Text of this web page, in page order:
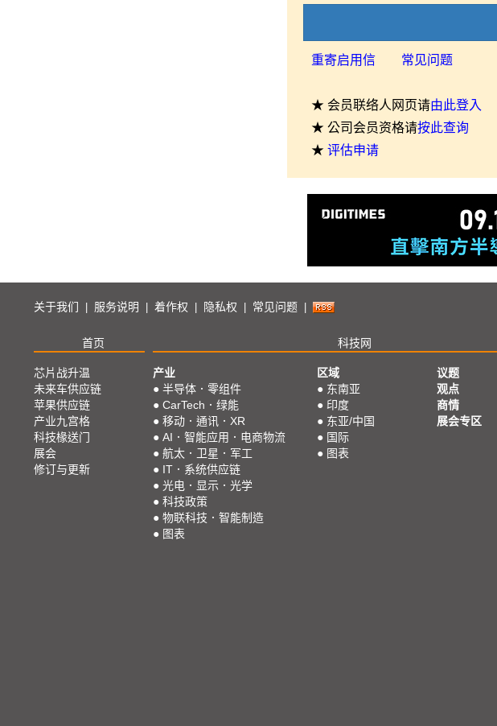
重寄启用信 常见问题
★ 会员联络人网页请由此登入
★ 公司会员资格请按此查询
★ 评估申请
关于我们 服务说明 着作权 隐私权 常见问题
首页 科技网
芯片战升温
未来车供应链
苹果供应链
产业九宫格
科技椽送门
展会
修订与更新
产业
● 半导体．零组件
● CarTech．绿能
● 移动．通讯．XR
● AI．智能应用．电商物流
● 航太．卫星．军工
● IT．系统供应链
● 光电．显示．光学
● 科技政策
● 物联科技．智能制造
● 图表
区域
● 东南亚
● 印度
● 东亚/中国
● 国际
● 图表
议题
观点
商情
展会专区